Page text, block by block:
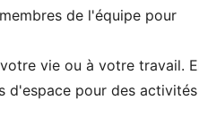
de l'équipe pour
vie ou à votre travail.
d'espace pour des activités